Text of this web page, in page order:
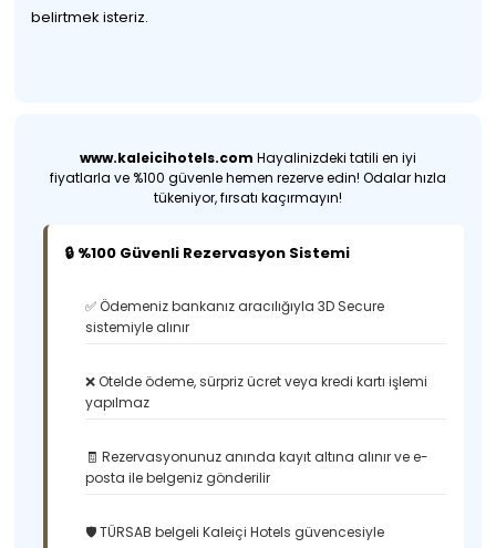
belirtmek isteriz.
www.kaleicihotels.com Hayalinizdeki tatili en iyi
fiyatlarla ve %100 güvenle hemen rezerve edin! Odalar hızla
tükeniyor, fırsatı kaçırmayın!
🔒 %100 Güvenli Rezervasyon Sistemi
✅ Ödemeniz bankanız aracılığıyla 3D Secure
sistemiyle alınır
❌ Otelde ödeme, sürpriz ücret veya kredi kartı işlemi
yapılmaz
🧾 Rezervasyonunuz anında kayıt altına alınır ve e-
posta ile belgeniz gönderilir
🛡️ TÜRSAB belgeli Kaleiçi Hotels güvencesiyle